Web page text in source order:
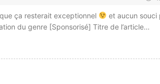
ça resterait exceptionnel
et aucun souci
du genre [Sponsorisé] Titre de l’article…